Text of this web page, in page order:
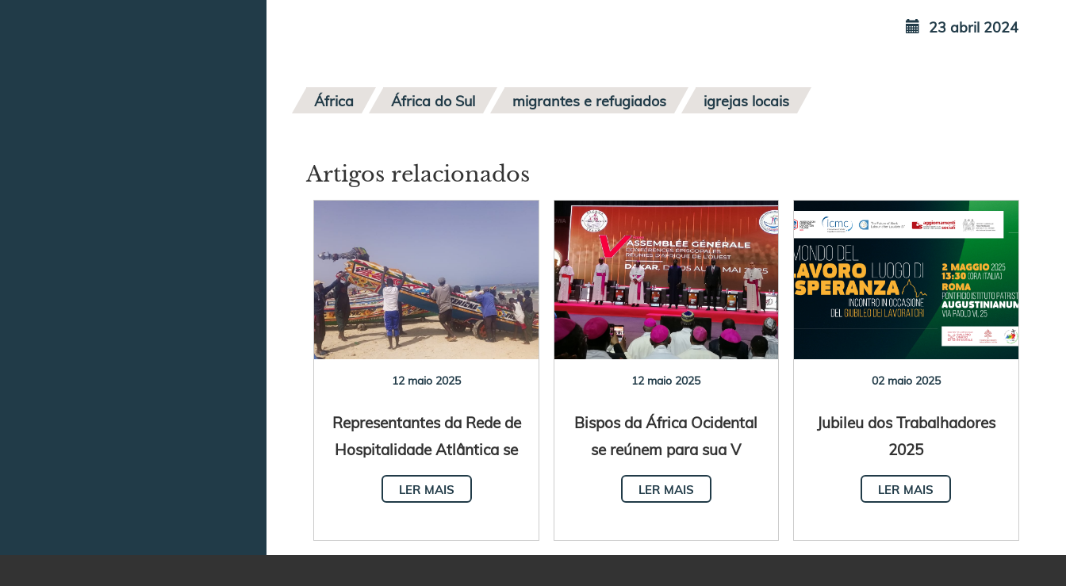
23 abril 2024
África África do Sul migrantes e refugiados igrejas locais
Artigos relacionados
12 maio 2025
Representantes da Rede de
Hospitalidade Atlântica se
reúnem no Senegal
LER MAIS
12 maio 2025
Bispos da África Ocidental
se reúnem para sua V
Assembleia Plenária
LER MAIS
02 maio 2025
Jubileu dos Trabalhadores
2025
LER MAIS